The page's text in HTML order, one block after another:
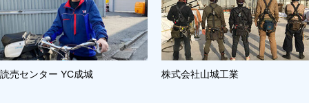
読売センター YC成城 株式会社山城工業